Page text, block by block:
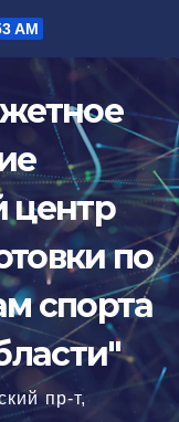
AM
центр
по
спорта
пр-т,